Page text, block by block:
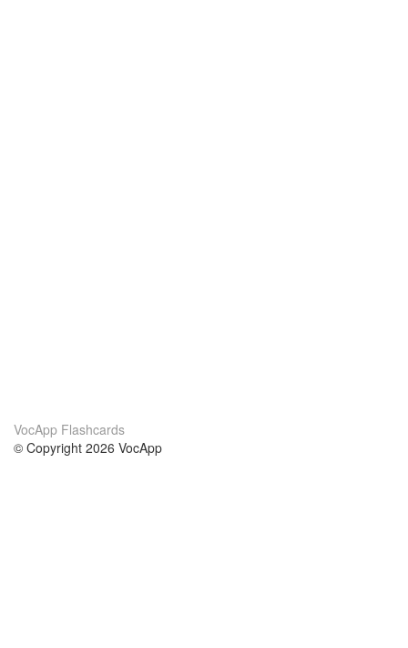
VocApp Flashcards
© Copyright 2026 VocApp